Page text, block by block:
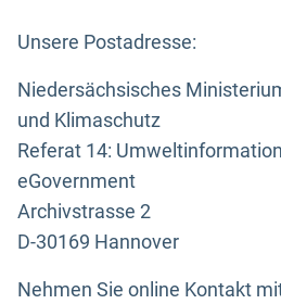
Unsere Postadresse:
Niedersächsisches
und Klimaschutz
Referat 14:
eGovernment
Archivstrasse 2
D-30169 Hannover
Nehmen Sie online Kontakt